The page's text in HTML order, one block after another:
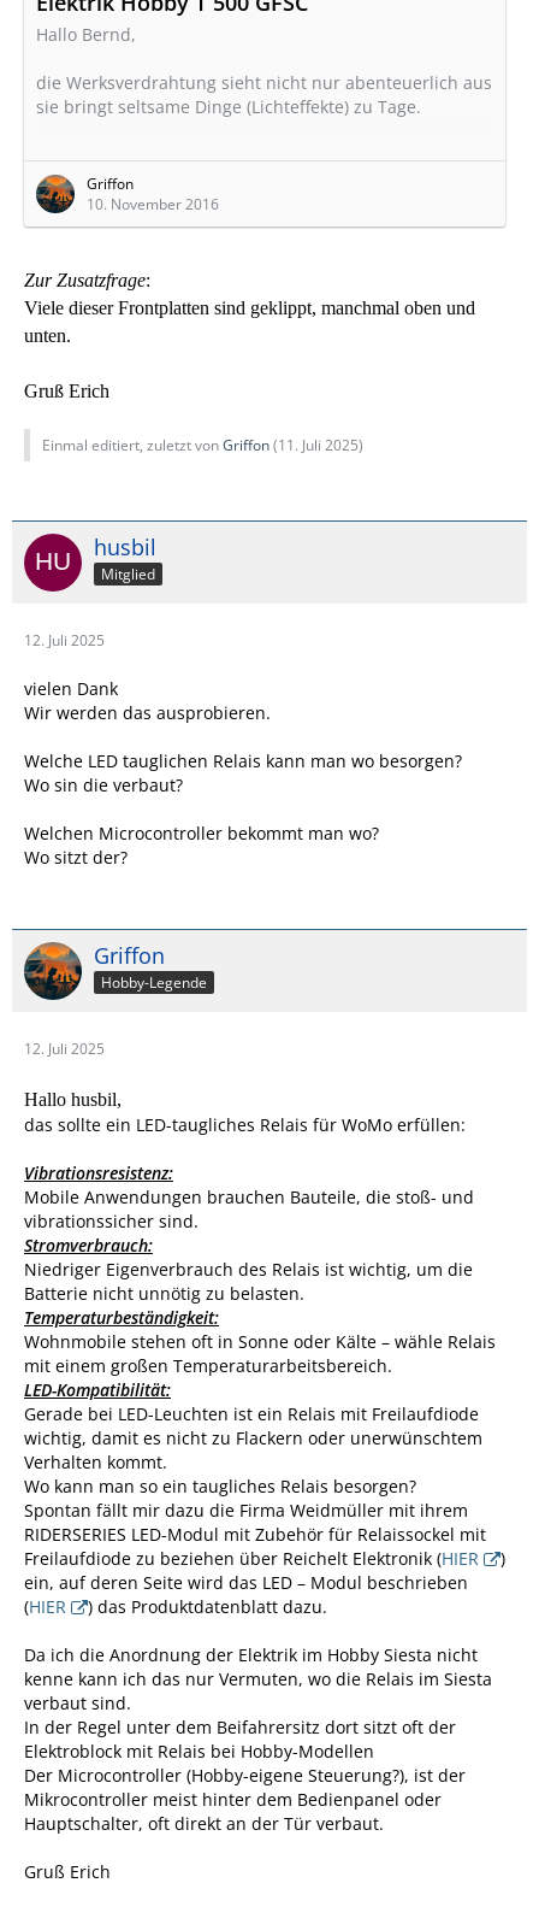
Hallo Bernd,
die Werksverdrahtung sieht nicht nur abenteuerlich aus
sie bringt seltsame Dinge (Lichteffekte) zu Tage.
Betätigte man bei unsern VAN die Toilettenspülung
flatterte in der Vitrine das Licht.
Abhilfe wurde durch das Einlöten einer Diode
Gruß Erich
Griffon
10. November 2016
Zur Zusatzfrage:
Viele dieser Frontplatten sind geklippt, manchmal oben und
unten.
Gruß Erich
Einmal editiert, zuletzt vonGriffon(11. Juli 2025)
husbil
Mitglied
12. Juli 2025
vielen Dank
Wir werden das ausprobieren.
Welche LED tauglichen Relais kann man wo besorgen?
Wo sin die verbaut?
Welchen Microcontroller bekommt man wo?
Wo sitzt der?
Griffon
Hobby-Legende
12. Juli 2025
Hallo husbil,
das sollte ein LED-taugliches Relais für WoMo erfüllen:
Vibrationsresistenz:
Mobile Anwendungen brauchen Bauteile, die stoß- und
vibrationssicher sind.
Stromverbrauch:
Niedriger Eigenverbrauch des Relais ist wichtig, um die
Batterie nicht unnötig zu belasten.
Temperaturbeständigkeit:
Wohnmobile stehen oft in Sonne oder Kälte – wähle Relais
mit einem großen Temperaturarbeitsbereich.
LED-Kompatibilität:
Gerade bei LED-Leuchten ist ein Relais mit Freilaufdiode
wichtig, damit es nicht zu Flackern oder unerwünschtem
Verhalten kommt.
Wo kann man so ein taugliches Relais besorgen?
Spontan fällt mir dazu die Firma Weidmüller mit ihrem
RIDERSERIES LED-Modul mit Zubehör für Relaissockel mit
Freilaufdiode zu beziehen über Reichelt Elektronik (HIER
)
ein, auf deren Seite wird das LED – Modul beschrieben
(HIER ) das Produktdatenblatt dazu.
Da ich die Anordnung der Elektrik im Hobby Siesta nicht
kenne kann ich das nur Vermuten, wo die Relais im Siesta
verbaut sind.
In der Regel unter dem Beifahrersitz dort sitzt oft der
Elektroblock mit Relais bei Hobby-Modellen
Der Microcontroller (Hobby-eigene Steuerung?), ist der
Mikrocontroller meist hinter dem Bedienpanel oder
Hauptschalter, oft direkt an der Tür verbaut.
Gruß Erich